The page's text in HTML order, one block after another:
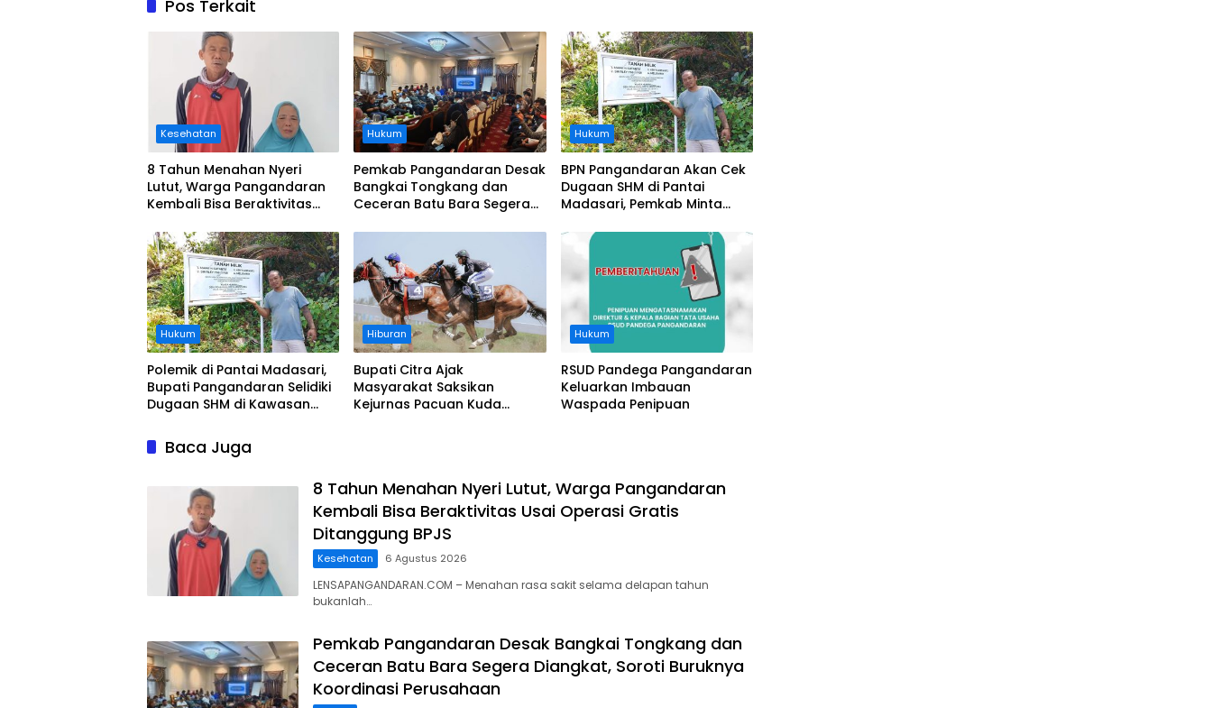
Pos Terkait
Kesehatan
8 Tahun Menahan Nyeri
Lutut, Warga Pangandaran
Kembali Bisa Beraktivitas
Ditanggung BPJS
Hukum
Pemkab Pangandaran Desak
Bangkai Tongkang dan
Ceceran Batu Bara Segera
Koordinasi Perusahaan
Hukum
BPN Pangandaran Akan Cek
Dugaan SHM di Pantai
Madasari, Pemkab Minta
Hukum
Polemik di Pantai Madasari,
Bupati Pangandaran Selidiki
Dugaan SHM di Kawasan
Hiburan
Bupati Citra Ajak
Masyarakat Saksikan
Kejurnas Pacuan Kuda
Hukum
RSUD Pandega Pangandaran
Keluarkan Imbauan
Waspada Penipuan
Baca Juga
8 Tahun Menahan Nyeri Lutut, Warga Pangandaran
Kembali Bisa Beraktivitas Usai Operasi Gratis
Ditanggung BPJS
Kesehatan 6 Agustus 2026
LENSAPANGANDARAN.COM – Menahan rasa sakit selama delapan tahun
bukanlah…
Pemkab Pangandaran Desak Bangkai Tongkang dan
Ceceran Batu Bara Segera Diangkat, Soroti Buruknya
Koordinasi Perusahaan